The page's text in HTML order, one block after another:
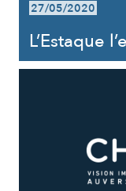
27/05/2020
L’Estaque